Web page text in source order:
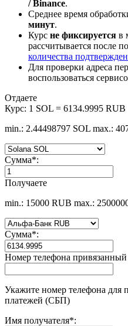
/ Binance.
Среднее время
минут.
Курс не фиксируется в
рассчитывается после
количества
Для проверки адреса
воспользоваться
Отдаете
Курс: 1 SOL = 6134.9995 RUB
min.: 2.44498797 SOL max.:
Сумма*:
Получаете
min.: 15000 RUB max.:
Сумма*:
Номер телефона привязанный
Укажите номер телефона для
платежей (СБП)
Имя получателя*: